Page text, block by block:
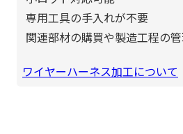
専用工具の手入れが不要
関連部材の購買や製造工程の
ワイヤーハーネス加工について